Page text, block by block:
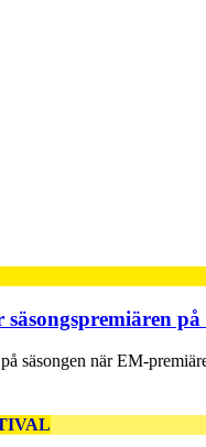
på
säsongen när EM-